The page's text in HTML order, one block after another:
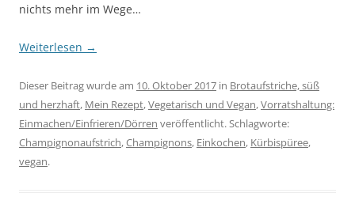
nichts mehr im Wege…
Weiterlesen →
Dieser Beitrag wurde am 10. Oktober 2017 in Brotaufstriche, süß
und herzhaft, Mein Rezept,Vegetarisch und Vegan,Vorratshaltung:
Einmachen/Einfrieren/Dörren veröffentlicht. Schlagworte:
Champignonaufstrich,Champignons, Einkochen, Kürbispüree,
vegan.